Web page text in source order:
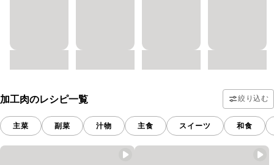
加工肉のレシピ一覧 絞り込む
主菜 副菜 汁物 主食 スイーツ 和食